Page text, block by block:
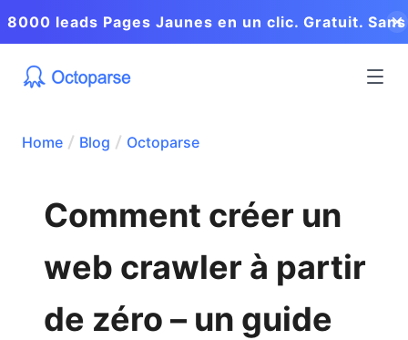
8000 leads Pages Jaunes en un clic. Gratuit. Sans
Home Blog Octoparse
Comment créer un
web crawler à partir
de zéro – un guide